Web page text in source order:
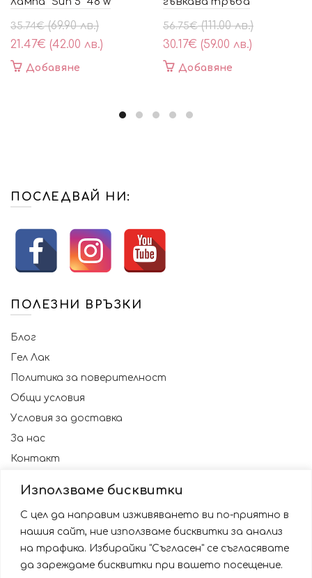
Използваме бисквитки
С цел да направим изживяването ви по-приятно в
нашия сайт, ние използваме бисквитки за анализ
на трафика. Избирайки "Съгласен" се съгласявате
да зареждаме бисквитки при вашето посещение.
35.74€ (69.90 лв.)
Original
price
was:
21.47€ (42.00 лв.)
Текущата
цена
е:
Добавяне
56.75€ (111.00 лв.)
Original
price
was:
лв.).
30.17€ (59.00 лв.)
Текущата
цена
е:
лв.).
Добавяне
ПОСЛЕДВАЙ НИ:
ПОЛЕЗНИ ВРЪЗКИ
Блог
Гел Лак
Политика за поверителност
Общи условия
Условия за доставка
За нас
Контакт